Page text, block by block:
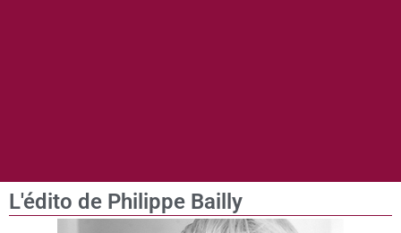
L'édito de Philippe Bailly